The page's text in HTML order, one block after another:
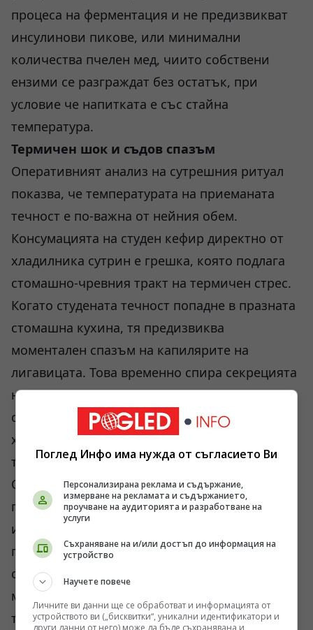
процеса на ферментация и не предизвикват
инсулинови пикове, или минимални
количества пчелен мед, чиито собствени
ензими се разграждат без остатък, при
условие че напитката е със стайна
температура.
Термичен шок и съдов спазъм
Оперативният анализ на сутрешния ритуал
показва, че температурата на приеманата
течност е по-важна от нейния обем.
Консумацията на студен кефир директно от
хладилника сутрин е грешка, която подлага
стомашно-чревния тракт на термичен стрес.
Когато студената течност попадне в празната
стомашна кухина, тя предизвиква
моментален спазъм на капилярите на
лигавицата. Това временно спира секрецията
на стомашен сок и ензими, като
същевременно принуждава организма да
хаби енергия за затопляне на флуида до
телесна температура от 36,6 градуса.
Освен това, ниската температура буквално
парализира пробиотичните бактерии. Те
изпадат в състояние на анабиоза и
преминават през стомаха без да окажат
очаквания терапевтичен ефект. Затова
медицинската логика изисква предварително
темпериране – продуктът трябва да престои
Поглед Инфо има нужда от съгласието Ви
Персонализирана реклама и съдържание,
измерване на рекламата и съдържанието,
проучване на аудиторията и разработване на
услуги
Съхраняване на и/или достъп до информация на
устройство
Научете повече
Личните ви данни ще се обработват и информацията от
устройството ви („бисквитки“, уникални идентификатори и
други данни от него) може да бъде съхранявана и